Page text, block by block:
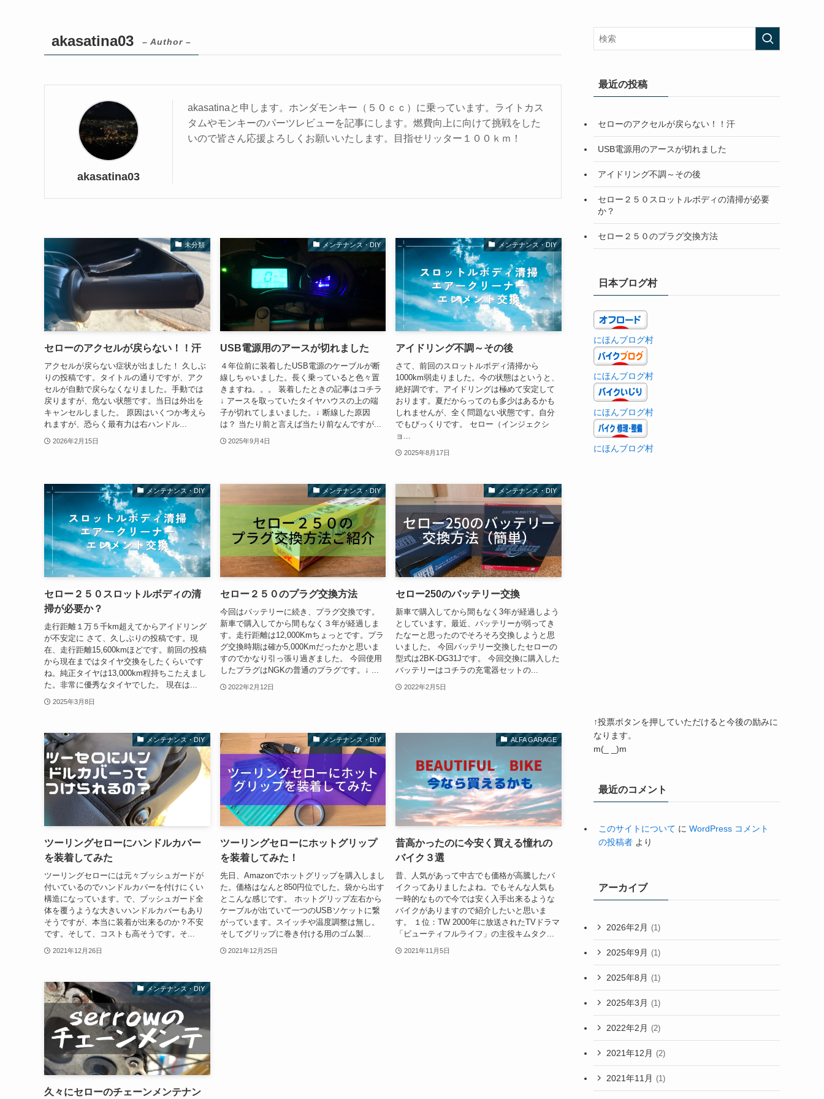
akasatina03 – Author –
akasatina03
akasatinaと申します。ホンダモンキー（５０ｃｃ）に乗っています。ライトカス
タムやモンキーのパーツレビューを記事にします。燃費向上に向けて挑戦をした
いので皆さん応援よろしくお願いいたします。目指せリッター１００ｋｍ！
未分類
セローのアクセルが戻らない！！汗
アクセルが戻らない症状が出ました！ 久しぶ
りの投稿です。タイトルの通りですが、アク
セルが自動で戻らなくなりました。手動では
戻りますが、危ない状態です。当日は外出を
キャンセルしました。 原因はいくつか考えら
れますが、恐らく最有力は右ハンドル...
2026年2月15日
メンテナンス・DIY
USB電源用のアースが切れました
４年位前に装着したUSB電源のケーブルが断
線しちゃいました。長く乗っていると色々置
きますね。。。 装着したときの記事はコチラ
↓ アースを取っていたタイヤハウスの上の端
子が切れてしまいました。↓ 断線した原因
は？ 当たり前と言えば当たり前なんですが...
2025年9月4日
メンテナンス・DIY
アイドリング不調～その後
さて、前回のスロットルボディ清掃から
1000km弱走りました。今の状態はというと、
絶好調です。アイドリングは極めて安定して
おります。夏だからってのも多少はあるかも
しれませんが、全く問題ない状態です。自分
でもびっくりです。 セロー（インジェクシ
ョ...
2025年8月17日
メンテナンス・DIY
セロー２５０スロットルボディの清
掃が必要か？
走行距離１万５千km超えてからアイドリング
が不安定に さて、久しぶりの投稿です。現
在、走行距離15,600kmほどです。前回の投稿
から現在まではタイヤ交換をしたくらいです
ね。純正タイヤは13,000km程持ちこたえまし
た。非常に優秀なタイヤでした。 現在は...
2025年3月8日
メンテナンス・DIY
セロー２５０のプラグ交換方法
今回はバッテリーに続き、プラグ交換です。
新車で購入してから間もなく３年が経過しま
す。走行距離は12,000Kmちょっとです。プラ
グ交換時期は確か5,000Kmだったかと思いま
すのでかなり引っ張り過ぎました。 今回使用
したプラグはNGKの普通のプラグです。↓ ...
2022年2月12日
メンテナンス・DIY
セロー250のバッテリー交換
新車で購入してから間もなく3年が経過しよう
としています。最近、バッテリーが弱ってき
たなーと思ったのでそろそろ交換しようと思
いました。 今回バッテリー交換したセローの
型式は2BK-DG31Jです。 今回交換に購入した
バッテリーはコチラの充電器セットの...
2022年2月5日
メンテナンス・DIY
ツーリングセローにハンドルカバー
を装着してみた
ツーリングセローには元々ブッシュガードが
付いているのでハンドルカバーを付けにくい
構造になっています。で、ブッシュガード全
体を覆うような大きいハンドルカバーもあり
そうですが、本当に装着が出来るのか？不安
です。そして、コストも高そうです。そ...
2021年12月26日
メンテナンス・DIY
ツーリングセローにホットグリップ
を装着してみた！
先日、Amazonでホットグリップを購入しまし
た。価格はなんと850円位でした。袋から出す
とこんな感じです。 ホットグリップ左右から
ケーブルが出ていて一つのUSBソケットに繋
がっています。スイッチや温度調整は無し。
そしてグリップに巻き付ける用のゴム製...
2021年12月25日
ALFA GARAGE
昔高かったのに今安く買える憧れの
バイク３選
昔、人気があって中古でも価格が高騰したバ
イクってありましたよね。でもそんな人気も
一時的なもので今では安く入手出来るような
バイクがありますので紹介したいと思いま
す。 １位：TW 2000年に放送されたTVドラマ
「ビューティフルライフ」の主役キムタク...
2021年11月5日
メンテナンス・DIY
久々にセローのチェーンメンテナン
最近の投稿
セローのアクセルが戻らない！！汗
USB電源用のアースが切れました
アイドリング不調～その後
セロー２５０スロットルボディの清掃が必要
か？
セロー２５０のプラグ交換方法
日本ブログ村
にほんブログ村
にほんブログ村
にほんブログ村
にほんブログ村
↑投票ボタンを押していただけると今後の励みに
なります。
m(_ _)m
最近のコメント
このサイトについて に WordPress コメント
の投稿者 より
アーカイブ
2026年2月 (1)
2025年9月 (1)
2025年8月 (1)
2025年3月 (1)
2022年2月 (2)
2021年12月 (2)
2021年11月 (1)